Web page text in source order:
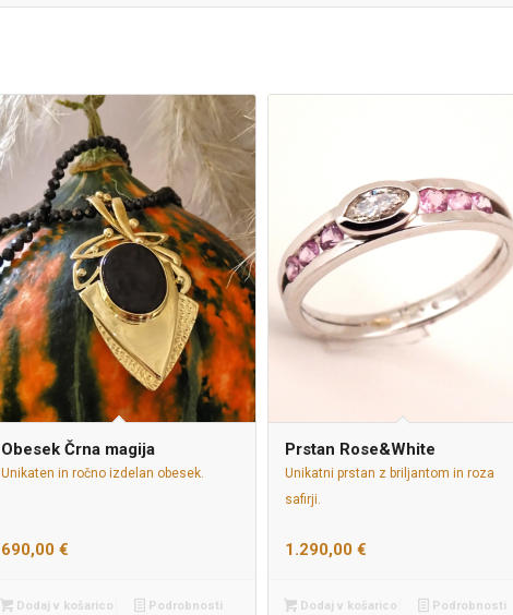
Obesek Črna magija
Unikaten in ročno izdelan obesek.
690,00€
Dodaj v košarico Podrobnosti
Prstan Rose&White
Unikatni prstan z briljantom in roza
safirji.
1.290,00€
Dodaj v košarico Podrobnosti